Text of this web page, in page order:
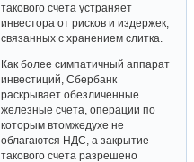
такового счета устраняет
инвестора от рисков и издержек,
связанных с хранением слитка.
Как более симпатичный аппарат
инвестиций, Сбербанк
раскрывает обезличенные
железные счета, операции по
которым втомжедухе не
облагаются НДС, а закрытие
такового счета разрешено